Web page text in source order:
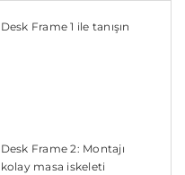
Desk Frame 1 ile tanışın
Desk Frame 2: Montajı
kolay masa iskeleti